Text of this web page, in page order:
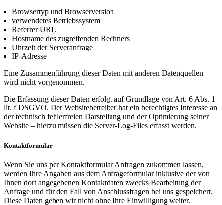
Browsertyp und Browserversion
verwendetes Betriebssystem
Referrer URL
Hostname des zugreifenden Rechners
Uhrzeit der Serveranfrage
IP-Adresse
Eine Zusammenführung dieser Daten mit anderen Datenquellen
wird nicht vorgenommen.
Die Erfassung dieser Daten erfolgt auf Grundlage von Art. 6 Abs. 1
lit. f DSGVO. Der Websitebetreiber hat ein berechtigtes Interesse an
der technisch fehlerfreien Darstellung und der Optimierung seiner
Website – hierzu müssen die Server-Log-Files erfasst werden.
Kontaktformular
Wenn Sie uns per Kontaktformular Anfragen zukommen lassen,
werden Ihre Angaben aus dem Anfrageformular inklusive der von
Ihnen dort angegebenen Kontaktdaten zwecks Bearbeitung der
Anfrage und für den Fall von Anschlussfragen bei uns gespeichert.
Diese Daten geben wir nicht ohne Ihre Einwilligung weiter.